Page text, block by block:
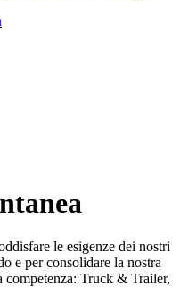
le esigenze dei nostri
e per consolidare la nostra
competenza: Truck & Trailer,